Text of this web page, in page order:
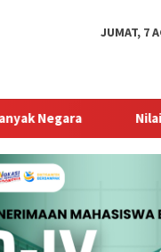
JUMAT, 7
Nilai Jual Kembali